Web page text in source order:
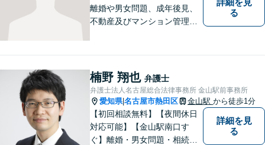
離婚や男女問題、成年後見、
不動産及びマンション管理な
い、丁寧な説明と迅速な対応
を心がけております。【完全
個室】【法テラス利用可】
る
楠野 翔也 弁護士
弁護士法人名古屋総合法律事務所 金山駅前事務所
愛知県|名古屋市熱田区 金山駅 から徒歩1分
【初回相談無料】【夜間休日
対応可能】【金山駅南口す
ぐ】離婚・男女問題・相続・
詳細を見
る